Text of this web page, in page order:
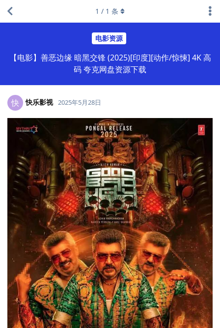
电影资源
【电影】善恶边缘 暗黑交锋 (2025)[印度][动作/惊悚] 4K 高
码 夸克网盘资源下载
1 / 1 条
快 快乐影视 2025年5月28日